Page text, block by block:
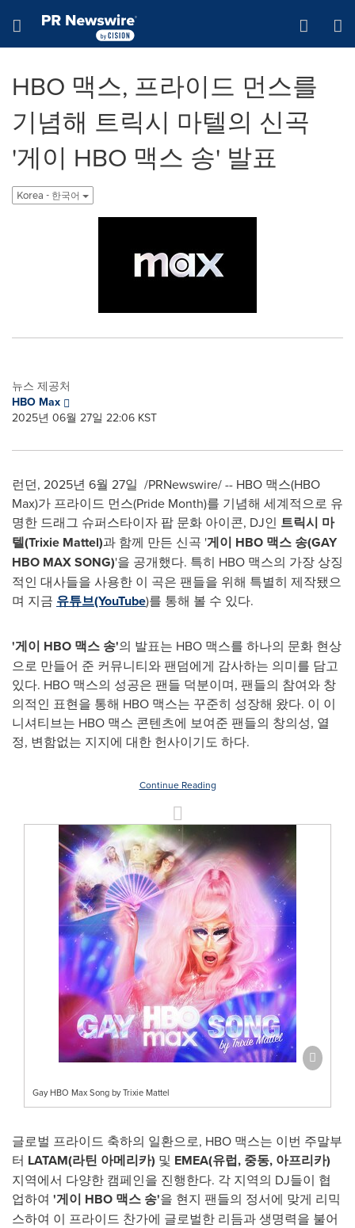
Hamburger menu
HBO 맥스, 프라이드 먼스를
기념해 트릭시 마텔의 신곡
'게이 HBO 맥스 송' 발표
Korea - 한국어
뉴스 제공처
HBO Max
2025년 06월 27일 22:06 KST
런던, 2025년 6월 27일 /PRNewswire/ -- HBO 맥스(HBO
Max)가 프라이드 먼스(Pride Month)를 기념해 세계적으로 유
명한 드래그 슈퍼스타이자 팝 문화 아이콘, DJ인 트릭시 마
텔(Trixie Mattel)과 함께 만든 신곡 '게이 HBO 맥스 송(GAY
HBO MAX SONG)'을 공개했다. 특히 HBO 맥스의 가장 상징
적인 대사들을 사용한 이 곡은 팬들을 위해 특별히 제작됐으
며 지금 유튜브(YouTube)를 통해 볼 수 있다.
'게이 HBO 맥스 송'의 발표는 HBO 맥스를 하나의 문화 현상
으로 만들어 준 커뮤니티와 팬덤에게 감사하는 의미를 담고
있다. HBO 맥스의 성공은 팬들 덕분이며, 팬들의 참여와 창
의적인 표현을 통해 HBO 맥스는 꾸준히 성장해 왔다. 이 이
니셔티브는 HBO 맥스 콘텐츠에 보여준 팬들의 창의성, 열
정, 변함없는 지지에 대한 헌사이기도 하다.
Continue Reading
Gay HBO Max Song by Trixie Mattel
글로벌 프라이드 축하의 일환으로, HBO 맥스는 이번 주말부
터 LATAM(라틴 아메리카) 및 EMEA(유럽, 중동, 아프리카)
지역에서 다양한 캠페인을 진행한다. 각 지역의 DJ들이 협
업하여 '게이 HBO 맥스 송'을 현지 팬들의 정서에 맞게 리믹
스하여 이 프라이드 찬가에 글로벌한 리듬과 생명력을 불어